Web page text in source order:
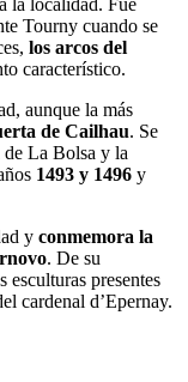
Tourny cuando se
los arcos del
característico.
aunque la más
de Cailhau. Se
de La Bolsa y la
1493 y 1496 y
y conmemora la
. De su
esculturas presentes
cardenal d’Epernay.